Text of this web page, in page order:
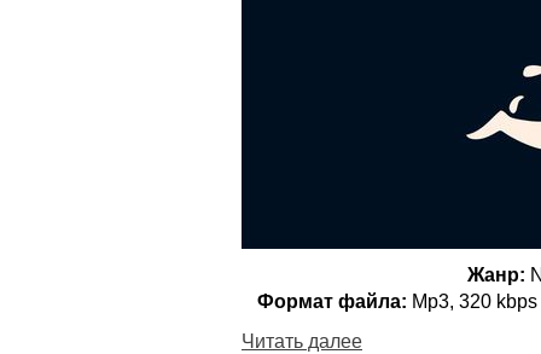
Жанр:
Формат файла: Mp3, 320
Читать далее